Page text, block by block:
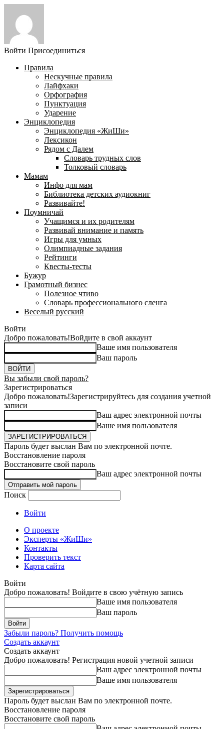
Войти Присоединиться
Правила
Нескучные правила
Лайфхаки
Орфография
Пунктуация
Ударение
Энциклопедия
Энциклопедия «ЖиШи»
Лексикон
Рядом с Далем
Словарь трудных слов
Толковый словарь
Мамам
Инфо для мам
Библиотека детских аудиокниг
Развивайте!
Поумничай
Учащимся и их родителям
Развивай внимание и память
Игры для умных
Олимпиадные задания
Рейтинги
Квесты-тесты
Бужур
Грамотный бизнес
Полезное чтиво
Словарь профессионального сленга
Веселый русский
Войти
Добро пожаловать!Войдите в свой аккаунт
Ваше имя пользователя
Ваш пароль
Вы забыли свой пароль?
Зарегистрироваться
Добро пожаловать!Зарегистрируйтесь для создания учетной
записи
Ваш адрес электронной почты
Ваше имя пользователя
Пароль будет выслан Вам по электронной почте.
Восстановление пароля
Восстановите свой пароль
Ваш адрес электронной почты
Поиск
Войти
О проекте
Эксперты «ЖиШи»
Контакты
Проверить текст
Карта сайта
Войти
Добро пожаловать! Войдите в свою учётную запись
Ваше имя пользователя
Ваш пароль
Забыли пароль? Получить помощь
Создать аккаунт
Создать аккаунт
Добро пожаловать! Регистрация новой учетной записи
Ваш адрес электронной почты
Ваше имя пользователя
Пароль будет выслан Вам по электронной почте.
Восстановление пароля
Восстановите свой пароль